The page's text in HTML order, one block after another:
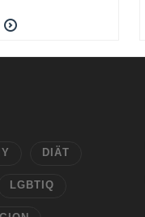
DIÄT
LGBTIQ